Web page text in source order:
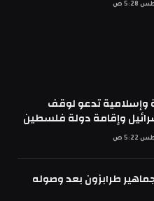
وإسلامية تدعو لوقف
وإقامة دولة فلسطين
طرابزون بعد وصوله